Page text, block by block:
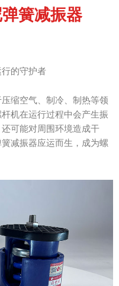
簧减振器
的守护者
缩空气、制冷、制热等领
机在运行过程中会产生振
可能对周围环境造成干
减振器应运而生，成为螺